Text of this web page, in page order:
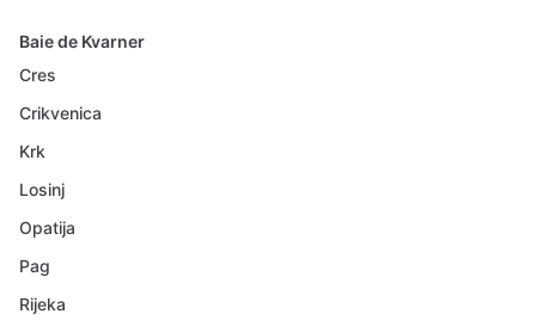
Baie de Kvarner
Cres
Crikvenica
Krk
Losinj
Opatija
Pag
Rijeka